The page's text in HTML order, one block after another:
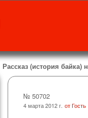
Рассказ (история
№ 50702
4 марта 2012 г. от Гость